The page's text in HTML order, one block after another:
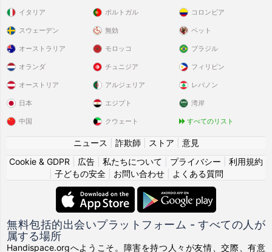
イタリア
スウェーデン
ポルトガル
無効
コロンビア
ペット
オーストラリア
オランダ
オーストリア
日本
中国
モロッコ
チュニジア
アルジェリア
エジプト
クウェート
ブラジル
フィリピン
レバノン
湾岸
すべてのリスト
ニュース 詐欺師 ストア
意見
Cookie & GDPR
広告 私たちについて プライバシー
利用規約
子どもの安全| お問い合わせ| よくある質問
無料包括的出会いプラットフォーム - すべての人が
属する場所
Handispace.orgへようこそ。障害を持つ人々が友情、交際、有意